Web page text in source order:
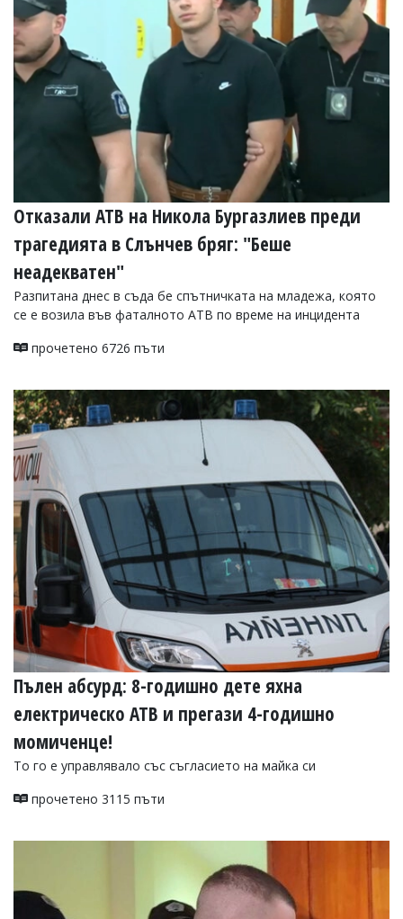
УКРАЙНА
СПОРТ
РАЗСЛЕДВАНЕ
БИЗНЕС
email:
v.vasilev@flagman.bg
Катя
Касабова,
еmail:k.kassabova@flagman.bg
Главен
Иван
Колев,
office@flagman.bg
Коментарите
под
статиите
се
въвеждат
от
читателите
и
редакцията
не
носи
отговорност
за
тях!
Ако
откриете
обиден
за
вас
коментар,
моля
сигнализирайте
Отказали АТВ на Никола Бургазлиев преди
трагедията в Слънчев бряг: "Беше
неадекватен"
Разпитана днес в съда бе спътничката на младежа, която
се е возила във фаталното АТВ по време на инцидента
прочетено 6726 пъти
Пълен абсурд: 8-годишно дете яхна
електрическо АТВ и прегази 4-годишно
момиченце!
Тo го е управлявало със съгласието на майка си
прочетено 3115 пъти